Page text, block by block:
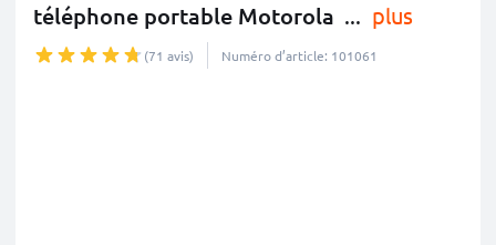
téléphone portable Motorola ... plus
(71 avis) Numéro d’article: 101061